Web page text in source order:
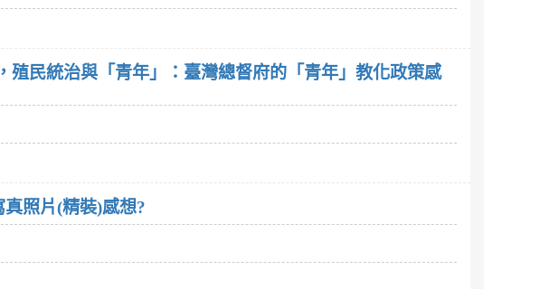
民統治與「青年」：臺灣總督府的「青年」教化政策感
照片(精裝)感想?